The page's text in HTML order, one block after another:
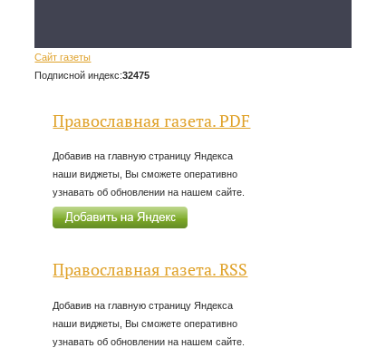
Сайт газеты
Подписной индекс:32475
Православная газета. PDF
Добавив на главную страницу Яндекса
наши виджеты, Вы сможете оперативно
узнавать об обновлении на нашем сайте.
Православная газета. RSS
Добавив на главную страницу Яндекса
наши виджеты, Вы сможете оперативно
узнавать об обновлении на нашем сайте.